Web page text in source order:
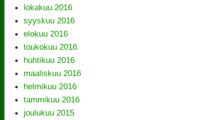
lokakuu 2016
syyskuu 2016
elokuu 2016
toukokuu 2016
huhtikuu 2016
maaliskuu 2016
helmikuu 2016
tammikuu 2016
joulukuu 2015